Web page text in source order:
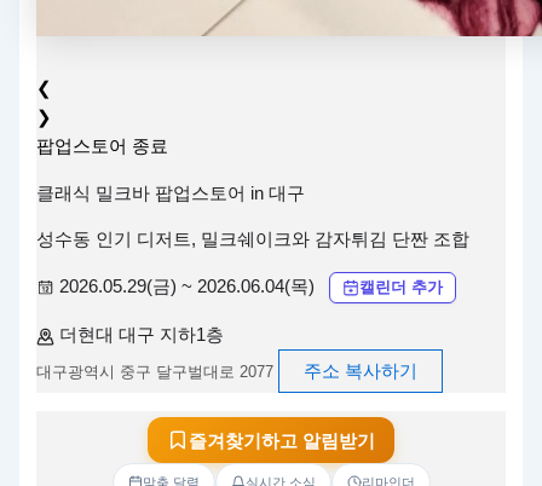
❮
❯
팝업스토어 종료
클래식 밀크바 팝업스토어 in 대구
성수동 인기 디저트, 밀크쉐이크와 감자튀김 단짠 조합
2026.05.29(금) ~ 2026.06.04(목) 캘린더 추가
더현대 대구 지하1층
대구광역시 중구 달구벌대로 2077 주소 복사하기
즐겨찾기하고 알림받기
맞춤 달력 실시간 소식 리마인더